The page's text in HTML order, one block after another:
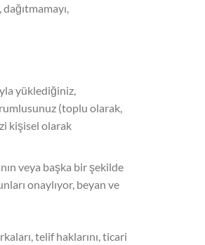
yüklediğiniz,
(toplu olarak,
kişisel olarak
veya başka bir şekilde
onaylıyor, beyan ve
telif haklarını, ticari